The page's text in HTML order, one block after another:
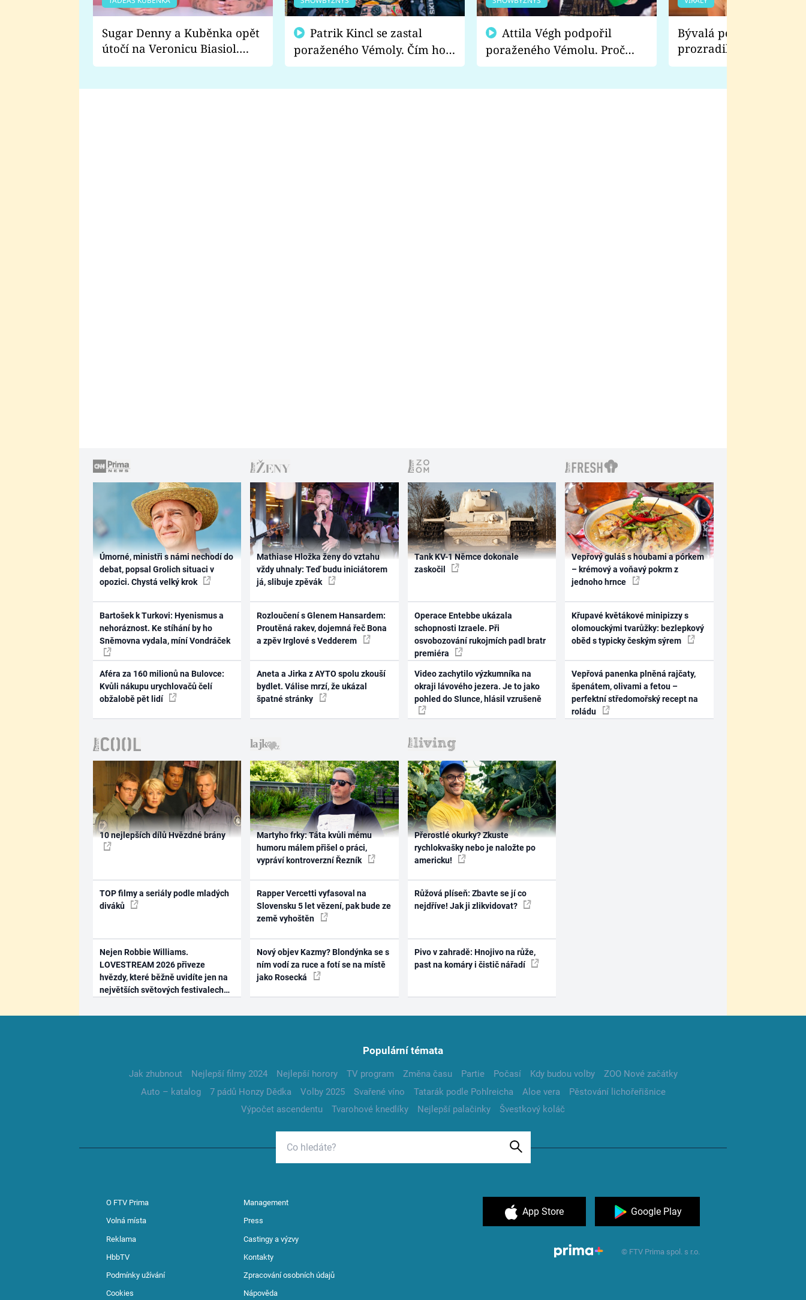
Sugar Denny a Kuběnka opět
útočí na Veronicu Biasiol.
Proč je podle nich falešná a
poraženého Vémoly. Čím ho
fanoušci naštvali?
poraženého Vémolu. Proč
chce raději zápasit s ním než
Bývalá pornoherečka
prozradila, co ji
natáčení Euforie.
Úmorné, ministři s námi nechodí do
debat, popsal Grolich situaci v
opozici. Chystá velký krok
Bartošek k Turkovi: Hyenismus a
nehoráznost. Ke stíhání by ho
Sněmovna vydala, míní Vondráček
Aféra za 160 milionů na Bulovce:
Kvůli nákupu urychlovačů čelí
obžalobě pět lidí
Mathiase Hložka ženy do vztahu
vždy uhnaly: Teď budu iniciátorem
já, slibuje zpěvák
Rozloučení s Glenem Hansardem:
Proutěná rakev, dojemná řeč Bona
a zpěv Irglové s Vedderem
Aneta a Jirka z AYTO spolu zkouší
bydlet. Válise mrzí, že ukázal
špatné stránky
Tank KV-1 Němce dokonale
zaskočil
Operace Entebbe ukázala
schopnosti Izraele. Při
osvobozování rukojmích padl bratr
premiéra
Video zachytilo výzkumníka na
okraji lávového jezera. Je to jako
pohled do Slunce, hlásil vzrušeně
Vepřový guláš s houbami a pórkem
– krémový a voňavý pokrm z
jednoho hrnce
Křupavé květákové minipizzy s
olomouckými tvarůžky: bezlepkový
oběd s typicky českým sýrem
Vepřová panenka plněná rajčaty,
špenátem, olivami a fetou –
perfektní středomořský recept na
roládu
10 nejlepších dílů Hvězdné brány
TOP filmy a seriály podle mladých
diváků
Nejen Robbie Williams.
LOVESTREAM 2026 přiveze
hvězdy, které běžně uvidíte jen na
největších světových festivalech
Martyho frky: Táta kvůli mému
humoru málem přišel o práci,
vypráví kontroverzní Řezník
Rapper Vercetti vyfasoval na
Slovensku 5 let vězení, pak bude ze
země vyhoštěn
Nový objev Kazmy? Blondýnka se s
ním vodí za ruce a fotí se na místě
jako Rosecká
Přerostlé okurky? Zkuste
rychlokvašky nebo je naložte po
americku!
Růžová plíseň: Zbavte se jí co
nejdříve! Jak ji zlikvidovat?
Pivo v zahradě: Hnojivo na růže,
past na komáry i čistič nářadí
Populární témata
Jak zhubnout Nejlepší filmy 2024 Nejlepší horory TV program Změna času Partie Počasí Kdy budou volby
ZOO Nové začátky
Auto – katalog
7 pádů Honzy Dědka Volby 2025 Svařené víno Tatarák podle Pohlreicha Aloe vera
Pěstování lichořeřišnice
Výpočet ascendentu
Tvarohové knedlíky Nejlepší palačinky Švestkový koláč
O FTV Prima Management
Volná místa Press
Reklama Castingy a výzvy
HbbTV Kontakty
Podmínky užívání Zpracování osobních údajů
Cookies Nápověda
App Store Google Play
© FTV Prima spol. s r.o.